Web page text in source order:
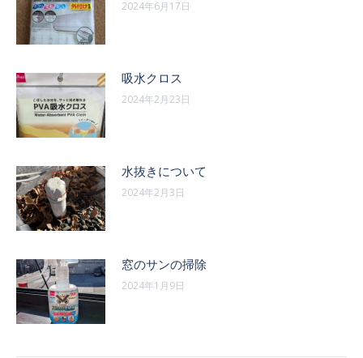
2024年6月17日
吸水クロス
2024年2月23日
水抜きについて
2024年2月3日
窓のサンの掃除
2024年1月9日